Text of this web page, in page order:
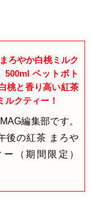
ろやか白桃ミルク
ペットボト
桃と香り高い紅茶
クティー！
編集部です。
後の紅茶 まろや
（期間限定）